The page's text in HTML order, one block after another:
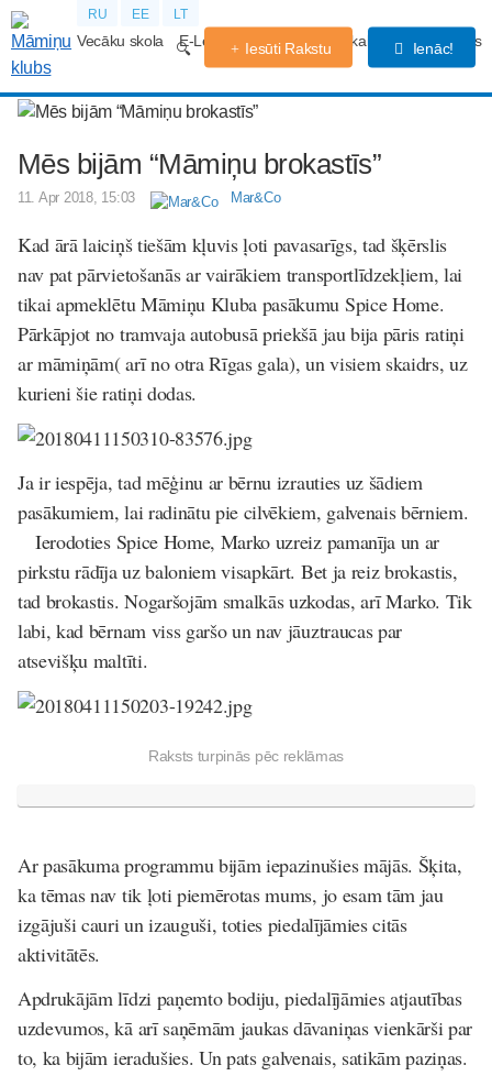
RU EE LT
Vecāku skola E-Lekcijas Grūtniecības kalendārs Forums
Iesūti Rakstu Ienāc!
Mēs bijām “Māmiņu brokastīs”
11. Apr 2018, 15:03 Mar&Co
Kad ārā laiciņš tiešām kļuvis ļoti pavasarīgs, tad šķērslis
nav pat pārvietošanās ar vairākiem transportlīdzekļiem, lai
tikai apmeklētu Māmiņu Kluba pasākumu Spice Home.
Pārkāpjot no tramvaja autobusā priekšā jau bija pāris ratiņi
ar māmiņām( arī no otra Rīgas gala), un visiem skaidrs, uz
kurieni šie ratiņi dodas.
Ja ir iespēja, tad mēģinu ar bērnu izrauties uz šādiem
pasākumiem, lai radinātu pie cilvēkiem, galvenais bērniem.
Ierodoties Spice Home, Marko uzreiz pamanīja un ar
pirkstu rādīja uz baloniem visapkārt. Bet ja reiz brokastis,
tad brokastis. Nogaršojām smalkās uzkodas, arī Marko. Tik
labi, kad bērnam viss garšo un nav jāuztraucas par
atsevišķu maltīti.
Raksts turpinās pēc reklāmas
Ar pasākuma programmu bijām iepazinušies mājās. Šķita,
ka tēmas nav tik ļoti piemērotas mums, jo esam tām jau
izgājuši cauri un izauguši, toties piedalījāmies citās
aktivitātēs.
Apdrukājām līdzi paņemto bodiju, piedalījāmies atjautības
uzdevumos, kā arī saņēmām jaukas dāvaniņas vienkārši par
to, ka bijām ieradušies. Un pats galvenais, satikām paziņas.